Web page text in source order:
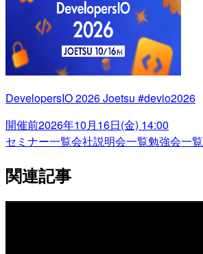
DevelopersIO 2026 Joetsu #devio2026
開催前2026年10月16日(金) 14:00
セミナー一覧会社説明会一覧勉強会一覧
関連記事